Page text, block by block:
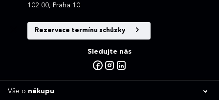
102 00, Praha 10
Rezervace termínu schůzky
Sledujte nás
Vše o nákupu